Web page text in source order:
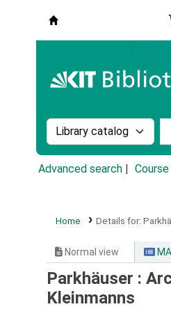
Search the catalog
Advanced search
Home Details for:
Normal view
Parkhäuser :
Kleinmanns